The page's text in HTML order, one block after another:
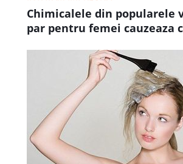
Chimicalele din popularele
par pentru femei cauzeaza